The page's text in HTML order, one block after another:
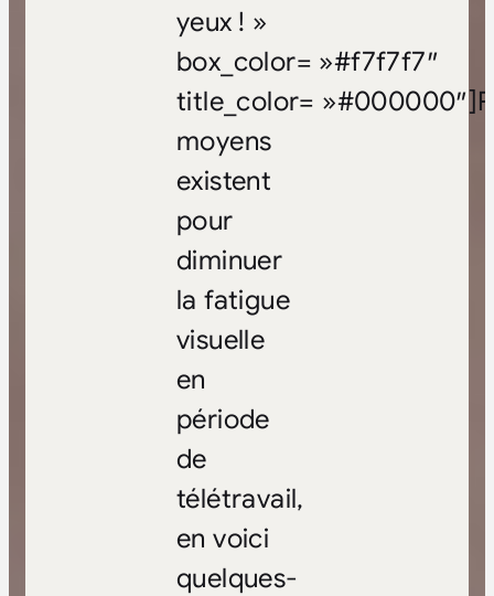
yeux ! »
box_color= »#f7f7f7″
title_color=
moyens
existent
pour
diminuer
la fatigue
visuelle
en
période
de
télétravail,
en voici
quelques-